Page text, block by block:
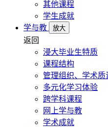
其他课程
学生成就
学与教
放大
返回
浸大毕业生特质
课程结构
管理组织、学术质
多元化学习体验
跨学科课程
网上学与教
学术成就